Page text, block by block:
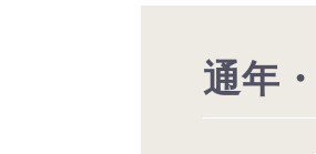
通年